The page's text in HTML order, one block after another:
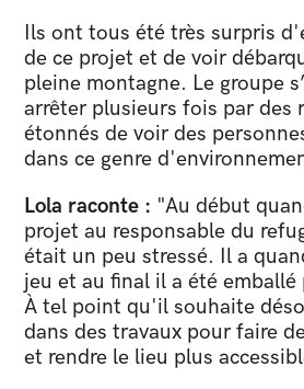
Ils ont tous été très surpris
de ce projet et de voir
pleine montagne. Le groupe
arrêter plusieurs fois par des
étonnés de voir des
dans ce genre
Lola raconte : "Au début
projet au responsable du
était un peu stressé. Il a
jeu et au final il a été
À tel point qu'il souhaite
dans des travaux pour faire
et rendre le lieu plus